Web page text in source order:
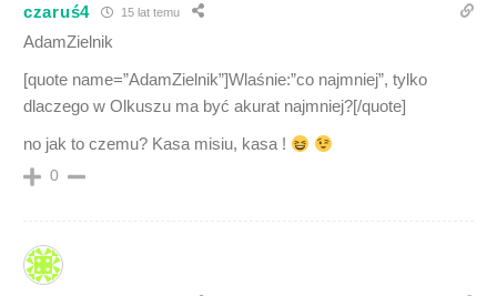
czaruś4 15 lat temu
AdamZielnik
[quote name=”AdamZielnik”]Wlaśnie:”co najmniej”, tylko
dlaczego w Olkuszu ma być akurat najmniej?[/quote]
no jak to czemu? Kasa misiu, kasa !
0